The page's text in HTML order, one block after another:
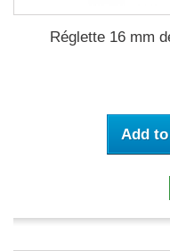
Réglette 16 mm
Add